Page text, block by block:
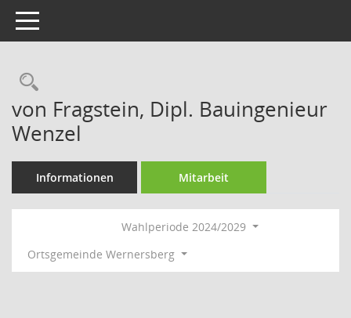
Toggle navigation
Rechercheauswahl
von Fragstein, Dipl. Bauingenieur
Wenzel
Informationen Mitarbeit
Wahlperiode 2024/2029
Ortsgemeinde Wernersberg